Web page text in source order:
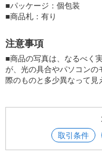
■パッケージ：個包装
■商品札：有り
注意事項
■商品の写真は、なるべく
が、光の具合やパソコンの
際のものと多少異なって見
取引条件